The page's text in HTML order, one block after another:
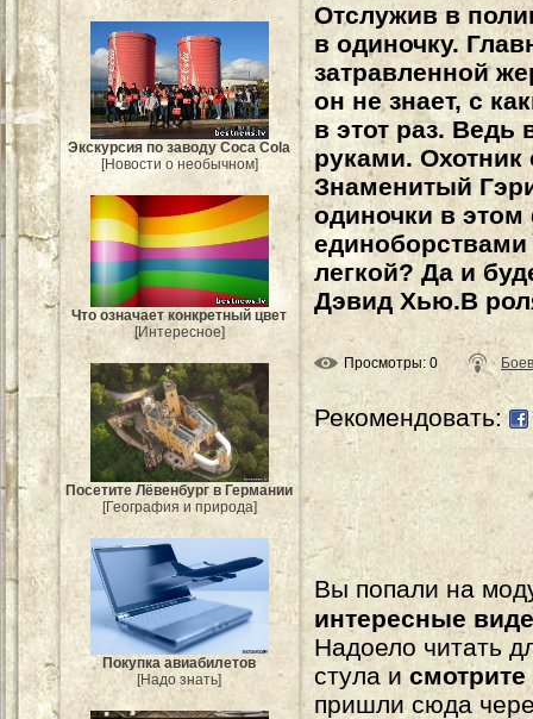
Экскурсия по заводу Coca Cola
[Новости о необычном]
Что означает конкретный цвет
[Интересное]
Посетите Лёвенбург в Германии
[География и природа]
Покупка авиабилетов
[Надо знать]
Отслужив в
в одиночку.
затравленной
он не знает, с
в этот раз.
руками.
Знаменитый
одиночки в
единоборствами
легкой? Да и
Дэвид Хью.В
Просмотры: 0
Рекомендовать:
Вы попали на
интересные
Надоело читать
стула и
пришли сюда